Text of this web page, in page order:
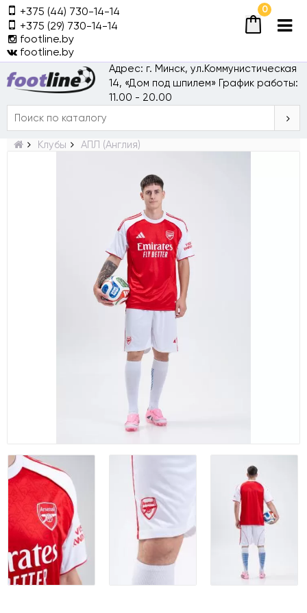
Адрес: г. Минск, ул.Коммунистическая
14, «Дом под шпилем» График работы:
11.00 - 20.00
+375 (44) 730-14-14
+375 (29) 730-14-14
footline.by
footline.by
0
Клубы АПЛ (Англия)